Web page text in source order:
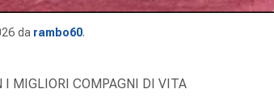
da rambo60.
I MIGLIORI COMPAGNI DI VITA